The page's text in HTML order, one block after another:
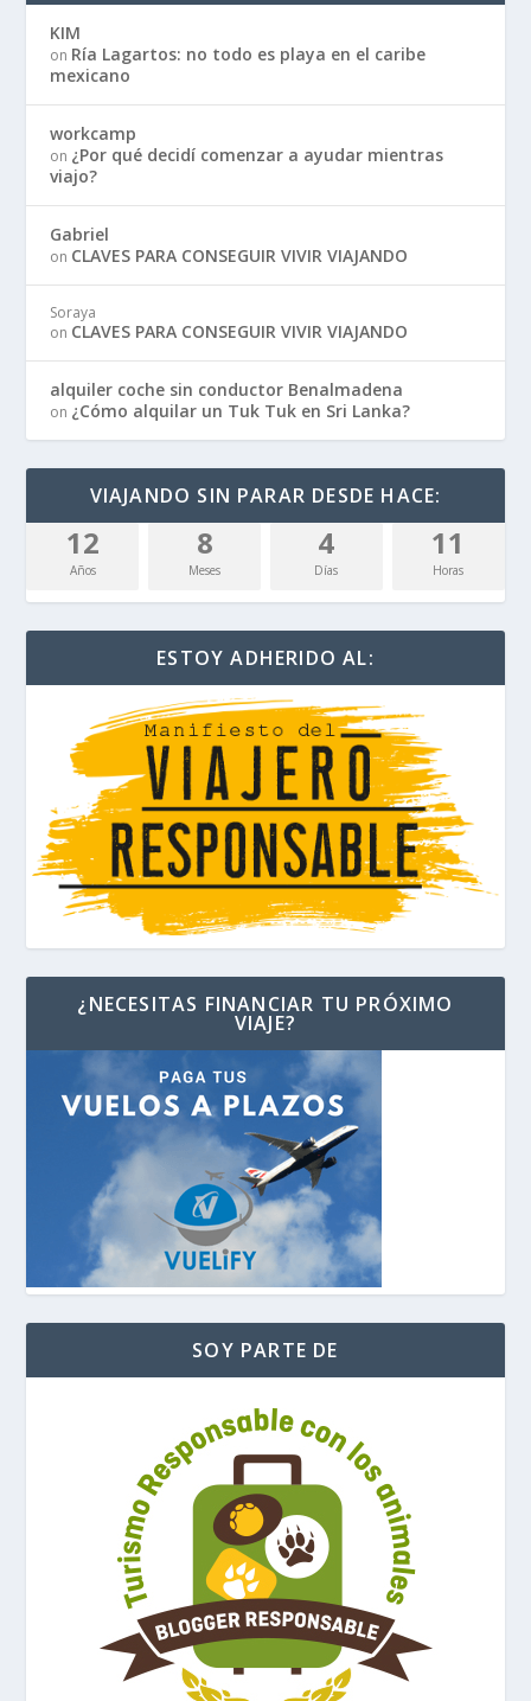
KIM
on Ría Lagartos: no todo es playa en el caribe
mexicano
workcamp
on ¿Por qué decidí comenzar a ayudar mientras
viajo?
Gabriel
on CLAVES PARA CONSEGUIR VIVIR VIAJANDO
Soraya
on CLAVES PARA CONSEGUIR VIVIR VIAJANDO
alquiler coche sin conductor Benalmadena
on ¿Cómo alquilar un Tuk Tuk en Sri Lanka?
VIAJANDO SIN PARAR DESDE HACE:
12
Años
8
Meses
4
Días
11
Horas
ESTOY ADHERIDO AL:
¿NECESITAS FINANCIAR TU PRÓXIMO
VIAJE?
SOY PARTE DE